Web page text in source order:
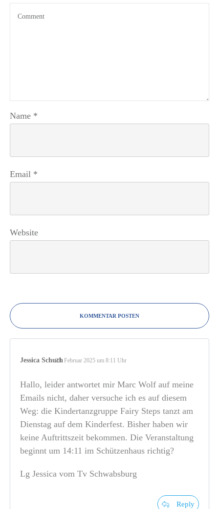
Name *
Email *
Website
KOMMENTAR POSTEN
Jessica Schuch28. Februar 2025 um 8:11 Uhr
Hallo, leider antwortet mir Marc Wolf auf meine
Emails nicht, daher versuche ich es auf diesem
Weg: die Kindertanzgruppe Fairy Steps tanzt am
Dienstag auf dem Kinderfest. Bisher haben wir
keine Auftrittszeit bekommen. Die Veranstaltung
beginnt um 14:11 im Schützenhaus richtig?
Lg Jessica vom Tv Schwabsburg
Reply